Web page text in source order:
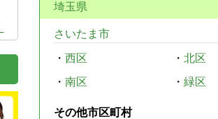
埼玉県
さいたま市
・ 西区 ・ 北区
・ 南区 ・ 緑区
その他市区町村